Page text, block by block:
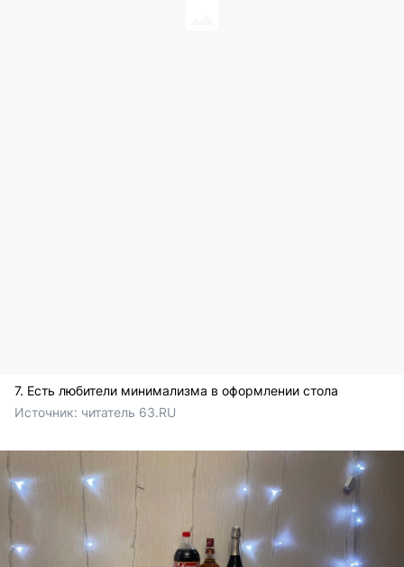
7. Есть любители минимализма в оформлении стола
Источник: читатель 63.RU